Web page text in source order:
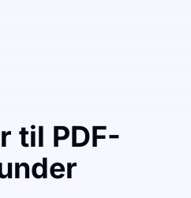
til PDF-